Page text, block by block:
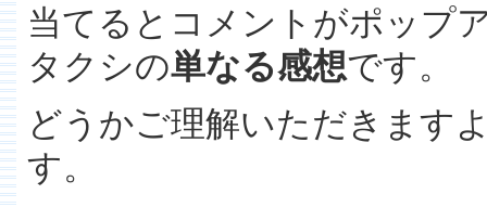
当てるとコメントがポップ
タクシの単なる感想です。
どうかご理解いただきます
す。